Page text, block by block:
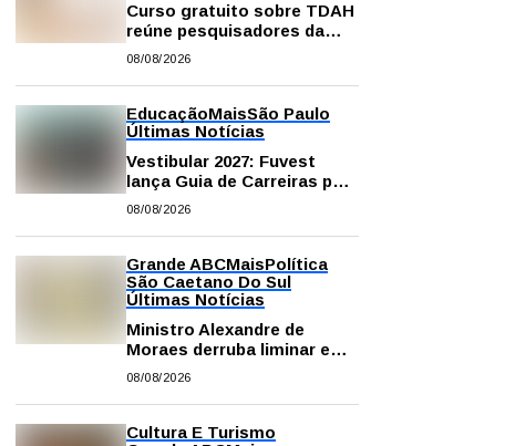
Curso gratuito sobre TDAH
reúne pesquisadores da
USP; veja como se
08/08/2026
EducaçãoMaisSão Paulo
Últimas Notícias
Vestibular 2027: Fuvest
lança Guia de Carreiras para
auxiliar candidatos na
08/08/2026
Grande ABCMaisPolítica
São Caetano Do Sul
Últimas Notícias
Ministro Alexandre de
Moraes derruba liminar e
restabelece andamento de
contra vereador Matheus
Gianello
08/08/2026
Cultura E Turismo